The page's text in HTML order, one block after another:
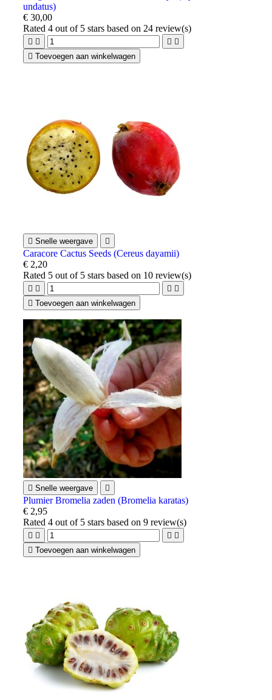
undatus)
€ 30,00
Rated4 out of 5 stars based on 24 review(s)
   
 Toevoegen aan winkelwagen
 Snelle weergave 
Caracore Cactus Seeds (Cereus dayamii)
€ 2,20
Rated 5 out of 5 stars based on 10 review(s)
   
 Toevoegen aan winkelwagen
 Snelle weergave 
Plumier Bromelia zaden (Bromelia karatas)
€ 2,95
Rated4 out of 5 stars based on9 review(s)
   
 Toevoegen aan winkelwagen